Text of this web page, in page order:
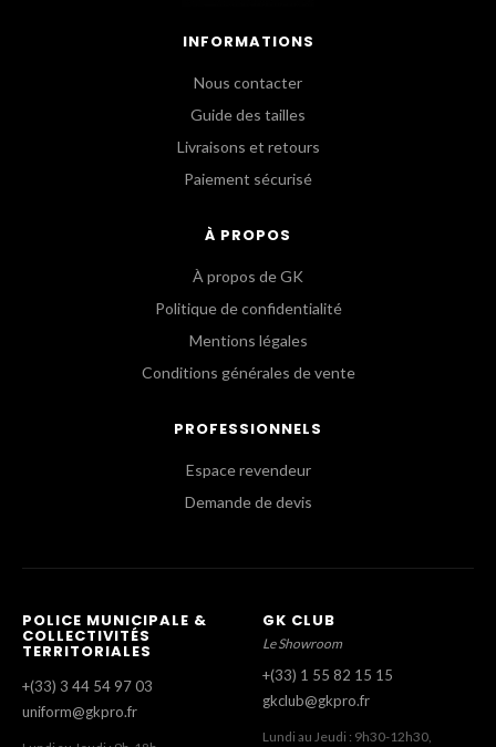
INFORMATIONS
Nous contacter
Guide des tailles
Livraisons et retours
Paiement sécurisé
À PROPOS
À propos de GK
Politique de confidentialité
Mentions légales
Conditions générales de vente
PROFESSIONNELS
Espace revendeur
Demande de devis
POLICE MUNICIPALE &
COLLECTIVITÉS
TERRITORIALES
+(33) 3 44 54 97 03
uniform@gkpro.fr
GK CLUB
Le Showroom
+(33) 1 55 82 15 15
gkclub@gkpro.fr
Lundi au Jeudi : 9h30-12h30,